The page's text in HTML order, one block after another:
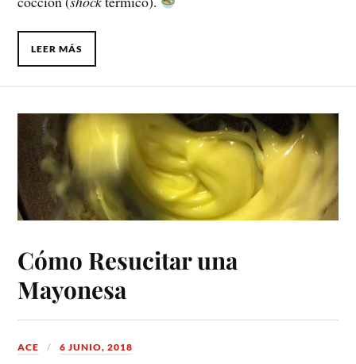
LEER MÁS
Cómo Resucitar una
Mayonesa
ACE 6 JUNIO, 2018